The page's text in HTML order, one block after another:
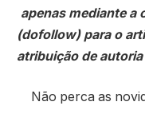
apenas mediante a
(dofollow) para o
atribuição de
Não perca as